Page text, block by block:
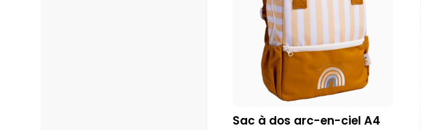
Sac à dos arc-en-ciel A4